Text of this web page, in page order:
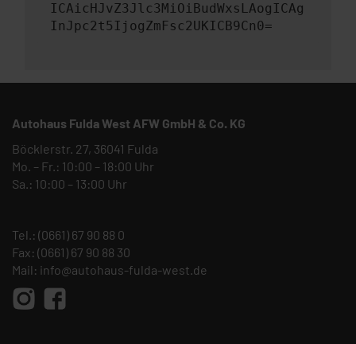
ICAicHJvZ3Jlc3MiOiBudWxsLAogICAg
InJpc2t5IjogZmFsc2UKICB9Cn0=
Autohaus Fulda West AFW GmbH & Co. KG
Böcklerstr. 27, 36041 Fulda
Mo. – Fr.: 10:00 – 18:00 Uhr
Sa.: 10:00 – 13:00 Uhr
Tel.: (0661) 67 90 88 0
Fax: (0661) 67 90 88 30
Mail: info@autohaus-fulda-west.de